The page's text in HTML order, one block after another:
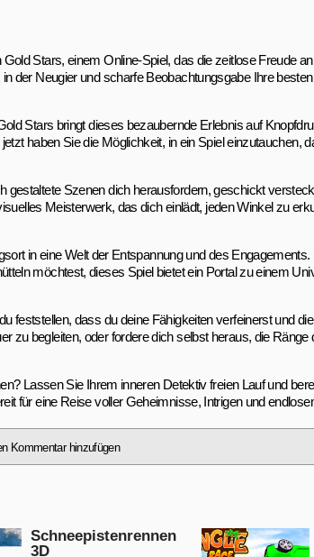
Stars, einem Online-Spiel, das die zeitlose Freude
der Neugier und scharfe Beobachtungsgabe Ihre
Stars bringt dieses bezaubernde Erlebnis auf
haben Sie die Möglichkeit, in ein Spiel einzutauchen,
Szenen dich herausfordern, geschickt
Meisterwerk, das dich einlädt, jeden Winkel zu
in eine Welt der Entspannung und des
möchtest, dieses Spiel bietet ein Portal zu einem
feststellen, dass du deine Fähigkeiten verfeinerst und
zu begleiten, oder fordere dich selbst heraus, die
Lassen Sie Ihrem inneren Detektiv freien Lauf und
für eine Reise voller Geheimnisse, Intrigen und
Kommentar hinzufügen
Schneepistenrennen
3D